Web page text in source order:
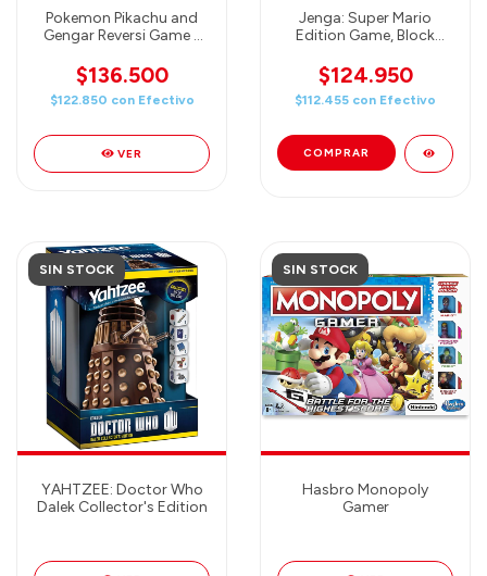
Pokemon Pikachu and
Gengar Reversi Game -
$136.500
$122.850 con Efectivo
VER
Jenga: Super Mario
Edition Game, Block
$124.950
$112.455 con Efectivo
SIN STOCK
YAHTZEE: Doctor Who
Dalek Collector's Edition
SIN STOCK
Hasbro Monopoly
Gamer